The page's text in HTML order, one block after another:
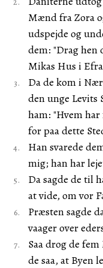
Mænd fra Zora
udspejde og
dem: "Drag hen
Mikas Hus i
Da de kom i
den unge Levits
ham: "Hvem
for paa dette
Han svarede
mig; han har
Da sagde de til
at vide, om vor
Præsten sagde
vaager over
Saa drog de
de saa, at Byen